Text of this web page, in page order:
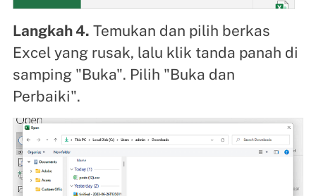
Langkah 4. Temukan dan pilih berkas
Excel yang rusak, lalu klik tanda panah di
samping "Buka". Pilih "Buka dan
Perbaiki".